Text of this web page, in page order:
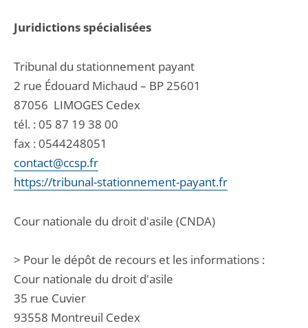
Juridictions spécialisées
Tribunal du stationnement payant
2 rue Édouard Michaud – BP 25601
87056 LIMOGES Cedex
tél. : 05 87 19 38 00
fax : 0544248051
contact@ccsp.fr
https://tribunal-stationnement-payant.fr
Cour nationale du droit d'asile (CNDA)
> Pour le dépôt de recours et les informations :
Cour nationale du droit d'asile
35 rue Cuvier
93558 Montreuil Cedex